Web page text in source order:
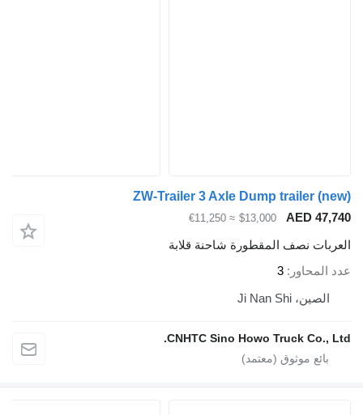
ZW-Trailer 3 Axle Dump trailer
AED
$13,000
≈ €11,250
نصف المقطورة شاحنة قلابة
المحاور 3
الصين، Ji Nan Shi
CNHTC Sino Howo Truck Co.,